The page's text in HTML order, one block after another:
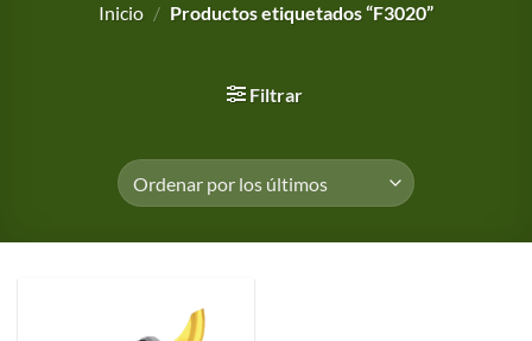
Inicio / Productos etiquetados “F3020”
Filtrar